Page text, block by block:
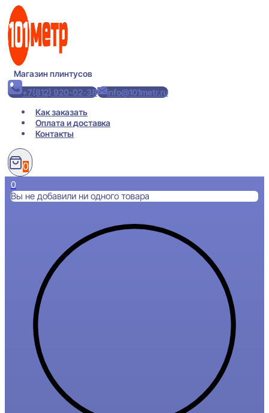
Перейти
содержимому
Магазин плинтусов
+7(812) 920-02-38
info@101metr.ru
Как заказать
Оплата и доставка
Контакты
0
0
Вы не добавили ни одного товара